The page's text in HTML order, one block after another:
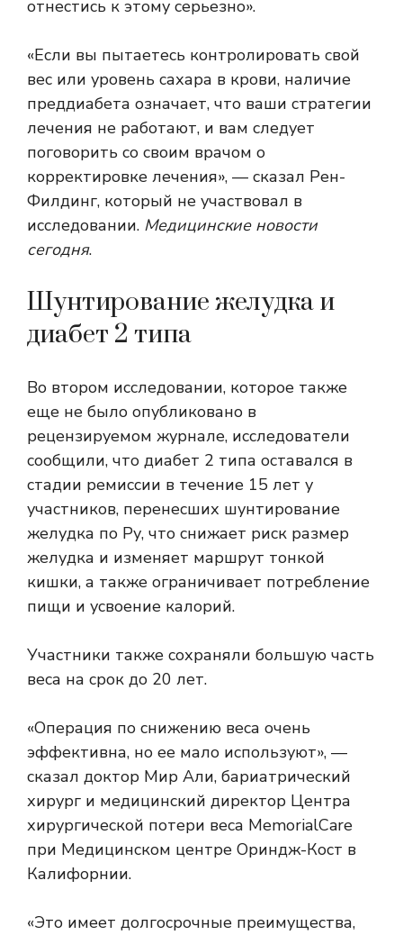
отнестись к этому серьезно».
«Если вы пытаетесь контролировать свой
вес или уровень сахара в крови, наличие
преддиабета означает, что ваши стратегии
лечения не работают, и вам следует
поговорить со своим врачом о
корректировке лечения», — сказал Рен-
Филдинг, который не участвовал в
исследовании. Медицинские новости
сегодня.
Шунтирование желудка и
диабет 2 типа
Во втором исследовании, которое также
еще не было опубликовано в
рецензируемом журнале, исследователи
сообщили, что диабет 2 типа оставался в
стадии ремиссии в течение 15 лет у
участников, перенесших шунтирование
желудка по Ру, что снижает риск размер
желудка и изменяет маршрут тонкой
кишки, а также ограничивает потребление
пищи и усвоение калорий.
Участники также сохраняли большую часть
веса на срок до 20 лет.
«Операция по снижению веса очень
эффективна, но ее мало используют», —
сказал доктор Мир Али, бариатрический
хирург и медицинский директор Центра
хирургической потери веса MemorialCare
при Медицинском центре Ориндж-Кост в
Калифорнии.
«Это имеет долгосрочные преимущества,